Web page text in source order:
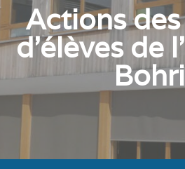
Actions
d’élèves de